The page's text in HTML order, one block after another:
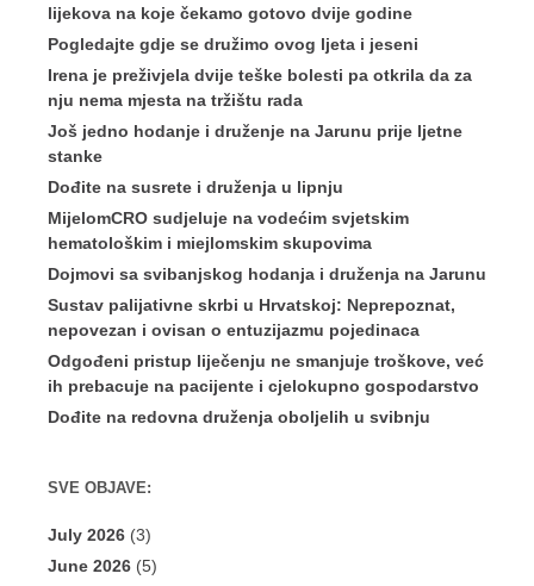
lijekova na koje čekamo gotovo dvije godine
Pogledajte gdje se družimo ovog ljeta i jeseni
Irena je preživjela dvije teške bolesti pa otkrila da za
nju nema mjesta na tržištu rada
Još jedno hodanje i druženje na Jarunu prije ljetne
stanke
Dođite na susrete i druženja u lipnju
MijelomCRO sudjeluje na vodećim svjetskim
hematološkim i miejlomskim skupovima
Dojmovi sa svibanjskog hodanja i druženja na Jarunu
Sustav palijativne skrbi u Hrvatskoj: Neprepoznat,
nepovezan i ovisan o entuzijazmu pojedinaca
Odgođeni pristup liječenju ne smanjuje troškove, već
ih prebacuje na pacijente i cjelokupno gospodarstvo
Dođite na redovna druženja oboljelih u svibnju
SVE OBJAVE:
July 2026 (3)
June 2026 (5)